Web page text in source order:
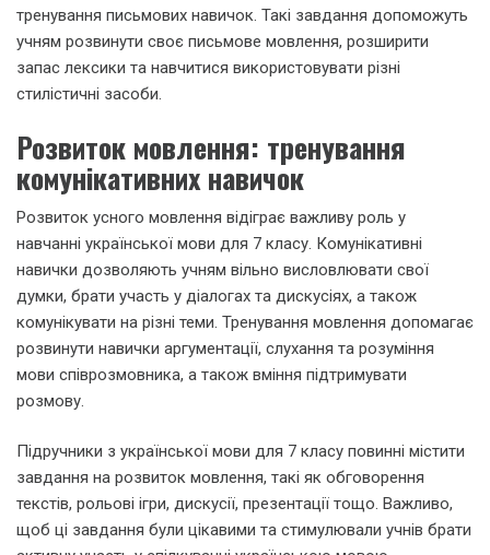
тренування письмових навичок. Такі завдання допоможуть
учням розвинути своє письмове мовлення, розширити
запас лексики та навчитися використовувати різні
стилістичні засоби.
Розвиток мовлення: тренування
комунікативних навичок
Розвиток усного мовлення відіграє важливу роль у
навчанні української мови для 7 класу. Комунікативні
навички дозволяють учням вільно висловлювати свої
думки, брати участь у діалогах та дискусіях, а також
комунікувати на різні теми. Тренування мовлення допомагає
розвинути навички аргументації, слухання та розуміння
мови співрозмовника, а також вміння підтримувати
розмову.
Підручники з української мови для 7 класу повинні містити
завдання на розвиток мовлення, такі як обговорення
текстів, рольові ігри, дискусії, презентації тощо. Важливо,
щоб ці завдання були цікавими та стимулювали учнів брати